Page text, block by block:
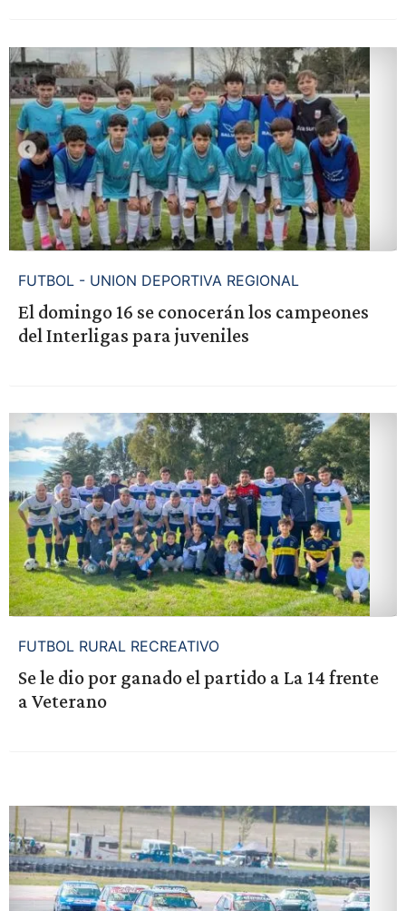
FUTBOL - UNION DEPORTIVA REGIONAL
El domingo 16 se conocerán los campeones
del Interligas para juveniles
FUTBOL RURAL RECREATIVO
Se le dio por ganado el partido a La 14 frente
a Veterano